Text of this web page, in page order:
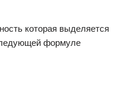
которая выделяется
формуле